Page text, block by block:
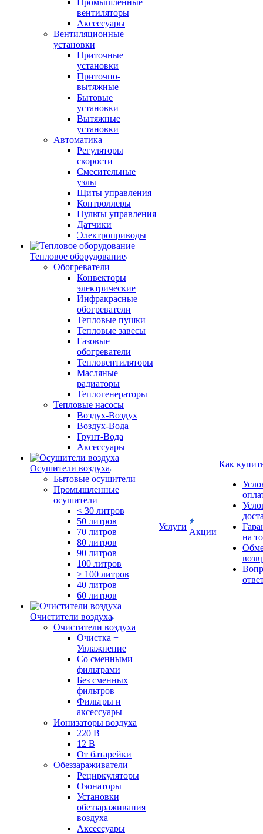
Промышленные
вентиляторы
Аксессуары
Вентиляционные
установки
Приточные
установки
Приточно-
вытяжные
Бытовые
установки
Вытяжные
установки
Автоматика
Регуляторы
скорости
Смесительные
узлы
Щиты управления
Контроллеры
Пульты управления
Датчики
Электроприводы
Тепловое оборудование
Обогреватели
Конвекторы
электрические
Инфракрасные
обогреватели
Тепловые пушки
Тепловые завесы
Газовые
обогреватели
Тепловентиляторы
Масляные
радиаторы
Теплогенераторы
Тепловые насосы
Воздух-Воздух
Воздух-Вода
Грунт-Вода
Аксессуары
Осушители воздуха
Бытовые осушители
Промышленные
осушители
< 30 литров
50 литров
70 литров
80 литров
90 литров
100 литров
> 100 литров
40 литров
60 литров
Очистители воздуха
Очистители воздуха
Очистка +
Увлажнение
Cо сменными
фильтрами
Без сменных
фильтров
Фильтры и
аксессуары
Ионизаторы воздуха
220 В
12 В
От батарейки
Обеззараживатели
Рециркуляторы
Озонаторы
Установки
обеззараживания
воздуха
Аксессуары
Услуги
Акции
Как
на